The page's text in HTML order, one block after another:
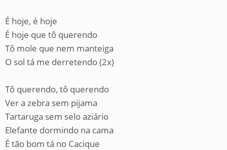
É hoje, é hoje
É hoje que tô querendo
Tô mole que nem manteiga
O sol tá me derretendo (2x)
Tô querendo, tô querendo
Ver a zebra sem pijama
Tartaruga sem selo aziário
Elefante dormindo na cama
É tão bom tá no Cacique